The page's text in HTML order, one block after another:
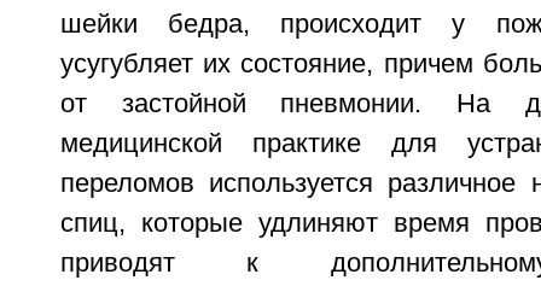
шейки бедра, происходит у
усугубляет их состояние, причем
от застойной пневмонии. На
медицинской практике для
переломов используется
спиц, которые удлиняют время
приводят к